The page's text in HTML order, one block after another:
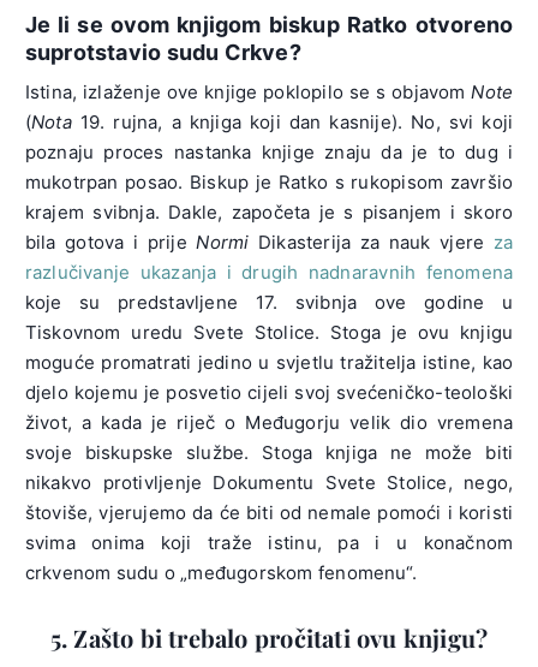
Je li se ovom knjigom biskup Ratko otvoreno
suprotstavio sudu Crkve?
Istina, izlaženje ove knjige poklopilo se s objavomNote
(Nota19. rujna, a knjiga koji dan kasnije). No, svi koji
poznaju proces nastanka knjige znaju da je to dug i
mukotrpan posao. Biskup je Ratko s rukopisom završio
krajem svibnja. Dakle, započeta je s pisanjem i skoro
bila gotova i prijeNormi Dikasterija za nauk vjere za
razlučivanje ukazanja i drugih nadnaravnih fenomena
koje su predstavljene 17. svibnja ove godine u
Tiskovnom uredu Svete Stolice. Stoga je ovu knjigu
moguće promatrati jedino u svjetlu tražitelja istine, kao
djelo kojemu je posvetio cijeli svoj svećeničko-teološki
život, a kada je riječ o Međugorju velik dio vremena
svoje biskupske službe. Stoga knjiga ne može biti
nikakvo protivljenje Dokumentu Svete Stolice, nego,
štoviše, vjerujemo da će biti od nemale pomoći i koristi
svima onima koji traže istinu, pa i u konačnom
crkvenom sudu o „međugorskom fenomenu“.
5. Zašto bi trebalo pročitati ovu knjigu?